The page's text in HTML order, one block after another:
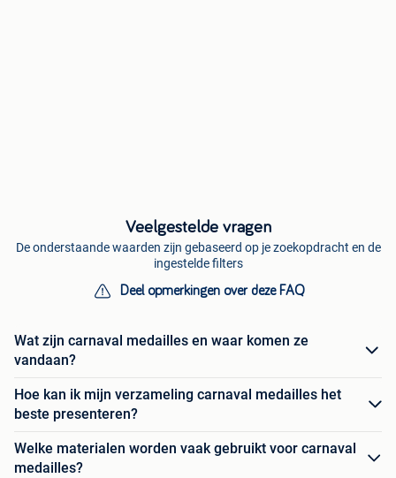
Veelgestelde vragen
De onderstaande waarden zijn gebaseerd op je zoekopdracht en de
ingestelde filters
Deel opmerkingen over deze FAQ
Wat zijn carnaval medailles en waar komen ze
vandaan?
Hoe kan ik mijn verzameling carnaval medailles het
beste presenteren?
Welke materialen worden vaak gebruikt voor carnaval
medailles?